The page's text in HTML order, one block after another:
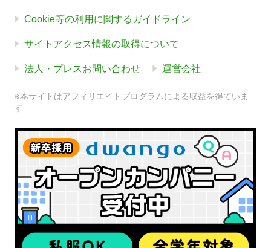
Cookie等の利用に関するガイドライン
サイトアクセス情報の取得について
法人・プレスお問い合わせ 運営会社
※本サイトはアフィリエイトプログラムによる収益を得ていま
す